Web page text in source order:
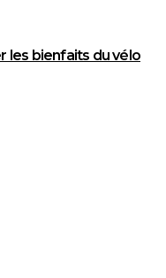
les bienfaits du vélo